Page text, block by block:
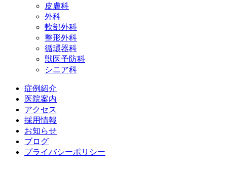
皮膚科
外科
軟部外科
整形外科
循環器科
獣医予防科
シニア科
症例紹介
医院案内
アクセス
採用情報
お知らせ
ブログ
プライバシーポリシー